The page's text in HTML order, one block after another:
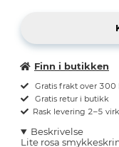
Finn i butikken
Gratis frakt over 300
Gratis retur i butikk
Rask levering 2–5
Beskrivelse
Lite rosa